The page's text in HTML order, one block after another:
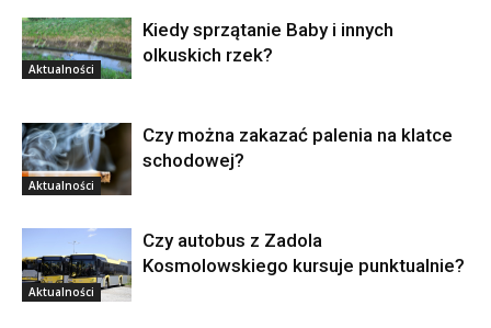
Aktualności
Kiedy sprzątanie Baby i innych
olkuskich rzek?
Aktualności
Czy można zakazać palenia na klatce
schodowej?
Aktualności
Czy autobus z Zadola
Kosmolowskiego kursuje punktualnie?